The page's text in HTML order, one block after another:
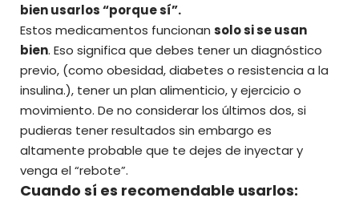
bien usarlos “porque sí”.
Estos medicamentos funcionan solo si se usan
bien. Eso significa que debes tener un diagnóstico
previo, (como obesidad, diabetes o resistencia a la
insulina.), tener un plan alimenticio, y ejercicio o
movimiento. De no considerar los últimos dos, si
pudieras tener resultados sin embargo es
altamente probable que te dejes de inyectar y
venga el “rebote”.
Cuando sí es recomendable usarlos: